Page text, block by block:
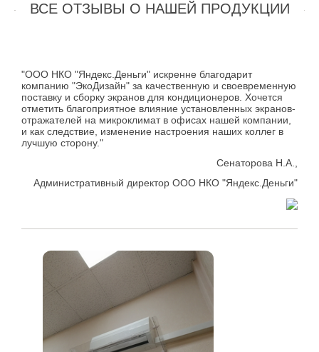
ВСЕ ОТЗЫВЫ О НАШЕЙ ПРОДУКЦИИ
"ООО НКО "Яндекс.Деньги" искренне благодарит
компанию "ЭкоДизайн" за качественную и своевременную
поставку и сборку экранов для кондиционеров. Хочется
отметить благоприятное влияние установленных экранов-
отражателей на микроклимат в офисах нашей компании,
и как следствие, изменение настроения наших коллег в
лучшую сторону."
Сенаторова Н.А.,
Административный директор ООО НКО "Яндекс.Деньги"